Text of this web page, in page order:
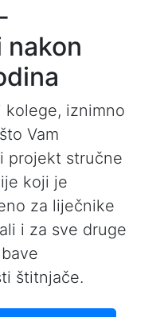
nakon
kolege, iznimno
Vam
projekt stručne
koji je
za liječnike
i za sve druge
štitnjače.